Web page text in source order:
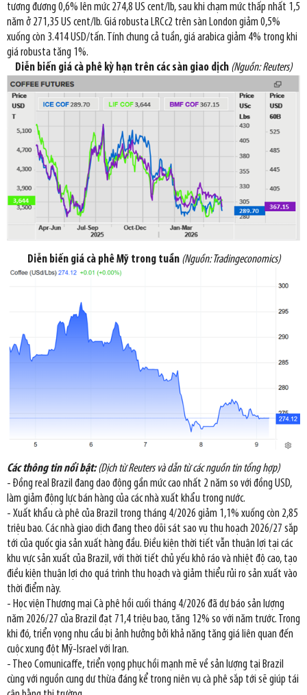
tương đương 0,6% lên mức 274,8 US cent/lb, sau khi chạm mức thấp nhất 1,5
năm ở 271,35 US cent/lb. Giá robusta LRCc2 trên sàn London giảm 0,5%
xuống còn 3.414 USD/tấn. Tính chung cả tuần, giá arabica giảm 4% trong khi
giá robusta tăng 1%.
Diễn biến giá cà phê kỳ hạn trên các sàn giao dịch (Nguồn: Reuters)
Diễn biến giá cà phê Mỹ trong tuần (Nguồn:Tradingeconomics)
Các thông tin nổi bật:(Dịch từ Reuters và dẫn từ các nguồn tin tổng hợp)
- Đồng real Brazil đang dao động gần mức cao nhất 2 năm so với đồng USD,
làm giảm động lực bán hàng của các nhà xuất khẩu trong nước.
- Xuất khẩu cà phê của Brazil trong tháng 4/2026 giảm 1,1% xuống còn 2,85
triệu bao. Các nhà giao dịch đang theo dõi sát sao vụ thu hoạch 2026/27 sắp
tới của quốc gia sản xuất hàng đầu. Điều kiện thời tiết vẫn thuận lợi tại các
khu vực sản xuất của Brazil, với thời tiết chủ yếu khô ráo và nhiệt độ cao, tạo
điều kiện thuận lợi cho quá trình thu hoạch và giảm thiểu rủi ro sản xuất vào
thời điểm này.
- Học viện Thương mại Cà phê hồi cuối tháng 4/2026 đã dự báo sản lượng
năm 2026/27 của Brazil đạt 71,4 triệu bao, tăng 12% so với năm trước. Trong
khi đó, triển vọng nhu cầu bị ảnh hưởng bởi khả năng tăng giá liên quan đến
cuộc xung đột Mỹ-Israel với Iran.
- Theo Comunicaffe, triển vọng phục hồi mạnh mẽ về sản lượng tại Brazil
cùng với nguồn cung dư thừa đáng kể trong niên vụ cà phê sắp tới sẽ giúp tái